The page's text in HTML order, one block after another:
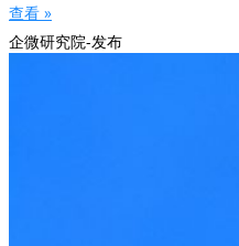
查看 »
企微研究院-发布